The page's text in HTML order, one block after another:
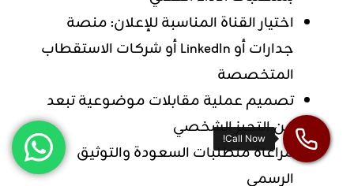
اختيار القناة المناسبة للإعلان: منصة
جدارات أو LinkedIn أو شركات الاستقطاب
المتخصصة
تصميم عملية مقابلات موضوعية تبعد
عن التحيز الشخصي
مراعاة متطلبات السعودة والتوثيق
الرسمي